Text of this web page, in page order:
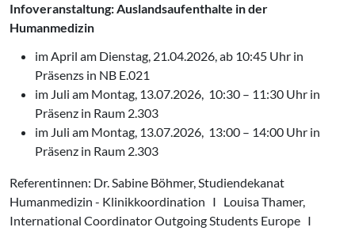
Infoveranstaltung: Auslandsaufenthalte in der
Humanmedizin
im April am Dienstag, 21.04.2026, ab 10:45 Uhr in
Präsenzs in NB E.021
im Juli am Montag, 13.07.2026, 10:30 – 11:30 Uhr in
Präsenz in Raum 2.303
im Juli am Montag, 13.07.2026, 13:00 – 14:00 Uhr in
Präsenz in Raum 2.303
Referentinnen: Dr. Sabine Böhmer, Studiendekanat
Humanmedizin - Klinikkoordination I Louisa Thamer,
International Coordinator Outgoing Students Europe I